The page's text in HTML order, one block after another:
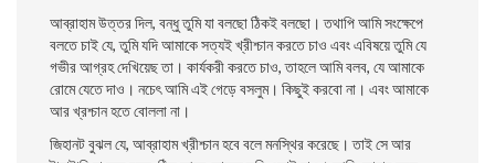
আব্রাহাম উত্তর দিল, বন্ধু তুমি যা বলছাে ঠিকই বলছাে। তথাপি আমি সংক্ষেপে
বলতে চাই যে, তুমি যদি আমাকে সত্যই খ্রীশ্চান করতে চাও এবং এবিষয়ে তুমি যে
গভীর আগ্রহ দেখিয়েছ তা। কার্যকরী করতে চাও, তাহলে আমি বলব, যে আমাকে
রােমে যেতে দাও। নচেৎ আমি এই গেড়ে বসলুম। কিছুই করবাে না। এবং আমাকে
আর খ্রশ্চান হতে বােললা না।
জিহানট বুঝল যে, আব্রাহাম খ্রীশ্চান হবে বলে মনস্থির করেছে। তাই সে আর